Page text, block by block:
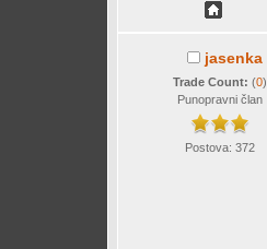
jasenka
Trade Count: (0)
Punopravni član
Postova: 372